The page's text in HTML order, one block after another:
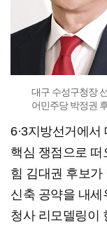
대구 수성구청장
어민주당 박정권
6·3지방선거에
핵심 쟁점으로 떠
힘 김대권 후보가
신축 공약을 내세
청사 리모델링이